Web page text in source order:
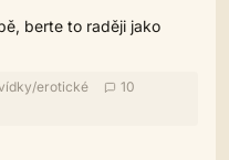
berte to raději jako
/erotické
10